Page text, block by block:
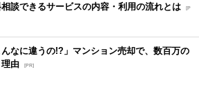
相談できるサービスの内容・利用の流れとは [P
んなに違うの!?」マンション売却で、数百万の
理由 [PR]